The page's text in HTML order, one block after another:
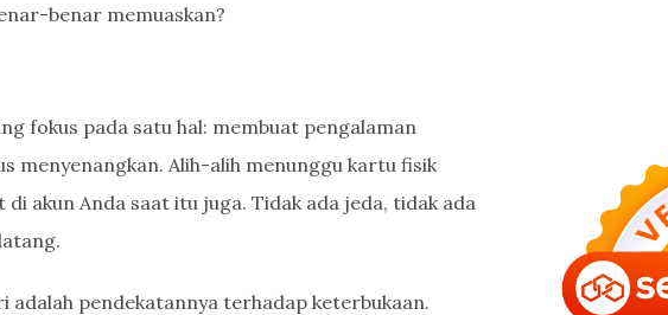
benar memuaskan?
fokus pada satu hal: membuat pengalaman
menyenangkan. Alih-alih menunggu kartu fisik
akun Anda saat itu juga. Tidak ada jeda, tidak ada
pendekatannya terhadap keterbukaan.